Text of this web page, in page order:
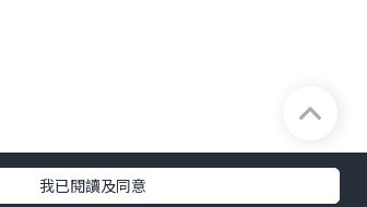
我已閱讀及同意